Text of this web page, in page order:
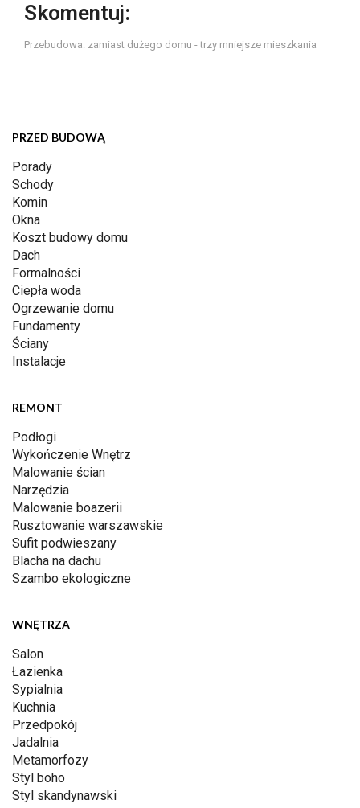
Skomentuj:
Przebudowa: zamiast dużego domu - trzy mniejsze mieszkania
PRZED BUDOWĄ
Porady
Schody
Komin
Okna
Koszt budowy domu
Dach
Formalności
Ciepła woda
Ogrzewanie domu
Fundamenty
Ściany
Instalacje
REMONT
Podłogi
Wykończenie Wnętrz
Malowanie ścian
Narzędzia
Malowanie boazerii
Rusztowanie warszawskie
Sufit podwieszany
Blacha na dachu
Szambo ekologiczne
WNĘTRZA
Salon
Łazienka
Sypialnia
Kuchnia
Przedpokój
Jadalnia
Metamorfozy
Styl boho
Styl skandynawski